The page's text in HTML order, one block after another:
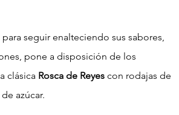
seguir enalteciendo sus sabores,
pone a disposición de los
clásica Rosca de Reyes con rodajas de
azúcar.